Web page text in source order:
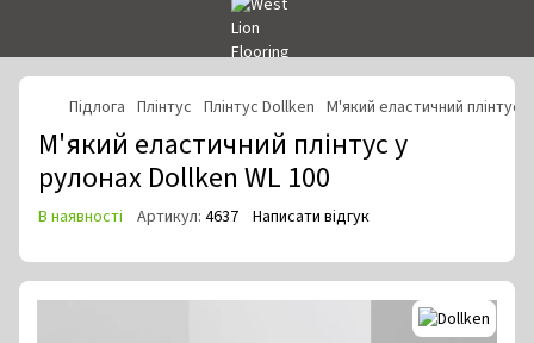
Підлога Плінтус Плінтус Dollken М'який еластичний плінтус
М'який еластичний плінтус у
рулонах Dollken WL 100
В наявності Артикул: 4637 Написати відгук